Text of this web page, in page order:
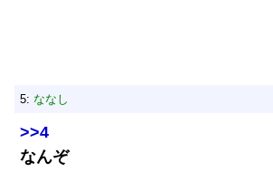
5: ななし
>>4
なんぞ